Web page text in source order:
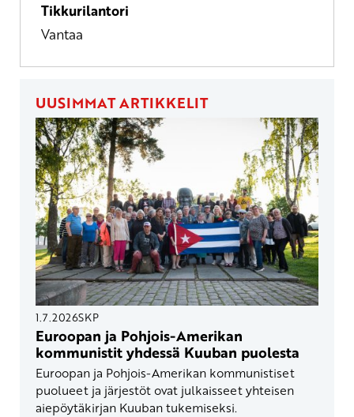
Tikkurilantori
Vantaa
UUSIMMAT ARTIKKELIT
1.7.2026SKP
Euroopan ja Pohjois-Amerikan
kommunistit yhdessä Kuuban puolesta
Euroopan ja Pohjois-Amerikan kommunistiset
puolueet ja järjestöt ovat julkaisseet yhteisen
aiepöytäkirjan Kuuban tukemiseksi.